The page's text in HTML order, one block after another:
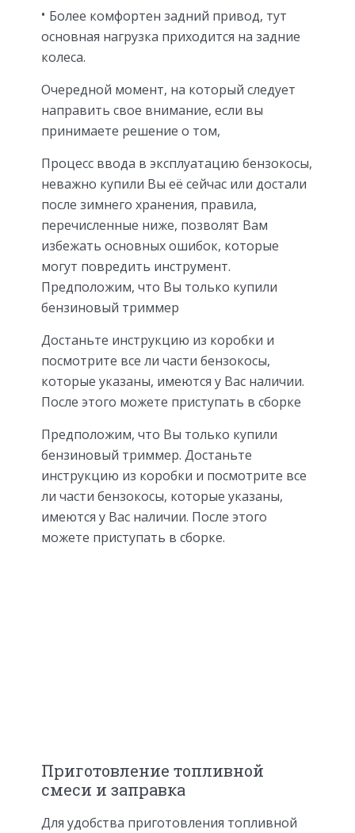
Более комфортен задний привод, тут
основная нагрузка приходится на задние
колеса.
Очередной момент, на который следует
направить свое внимание, если вы
принимаете решение о том,
Процесс ввода в эксплуатацию бензокосы,
неважно купили Вы её сейчас или достали
после зимнего хранения, правила,
перечисленные ниже, позволят Вам
избежать основных ошибок, которые
могут повредить инструмент.
Предположим, что Вы только купили
бензиновый триммер
Достаньте инструкцию из коробки и
посмотрите все ли части бензокосы,
которые указаны, имеются у Вас наличии.
После этого можете приступать в сборке
Предположим, что Вы только купили
бензиновый триммер. Достаньте
инструкцию из коробки и посмотрите все
ли части бензокосы, которые указаны,
имеются у Вас наличии. После этого
можете приступать в сборке.
Приготовление топливной
смеси и заправка
Для удобства приготовления топливной